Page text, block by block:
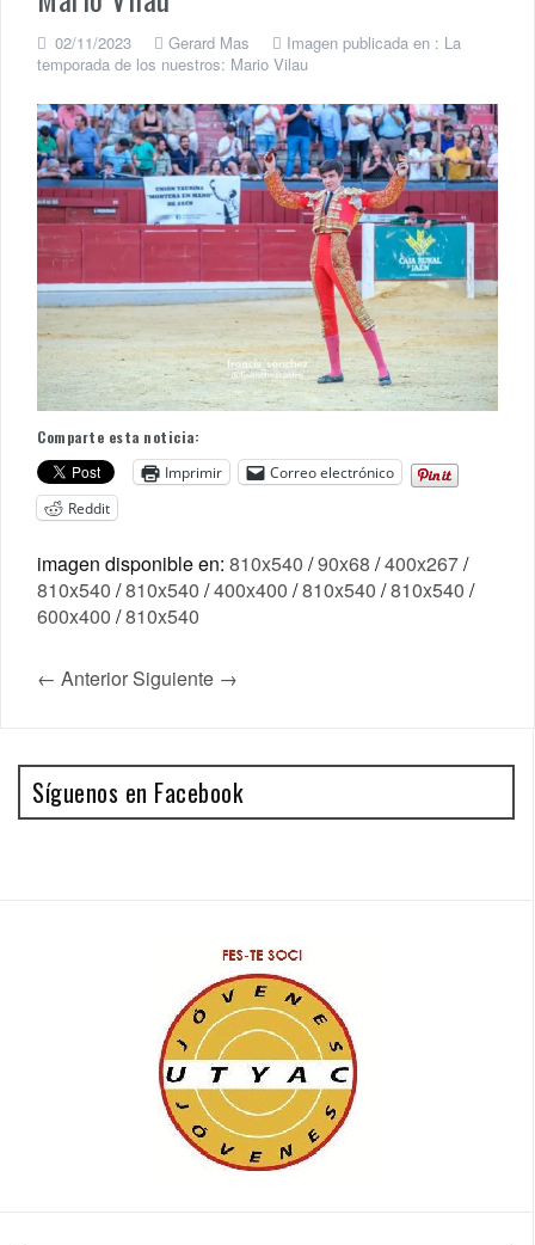
02/11/2023 Gerard Mas Imagen publicada en : La
temporada de los nuestros: Mario Vilau
Comparte esta noticia:
Imprimir
Correo electrónico
Reddit
imagen disponible en: 810x540 /90x68 /400x267/
810x540 /810x540 /400x400 /810x540 /810x540 /
600x400 /810x540
← Anterior Siguiente →
Síguenos en Facebook